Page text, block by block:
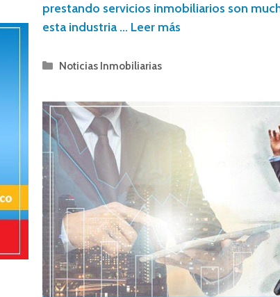
prestando servicios inmobiliarios son
esta industria … Leer más
Noticias Inmobiliarias